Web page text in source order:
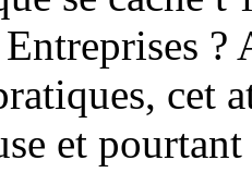
?
cet
et pourtant